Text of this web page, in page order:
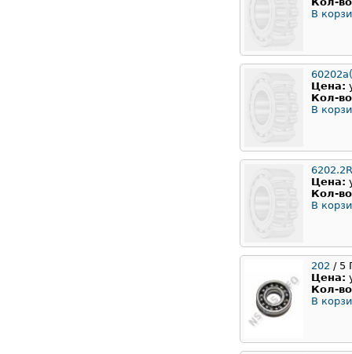
В
Цена:
Кол-
В
Цена:
Кол-
В
202 / 5
Цена:
Кол-
В